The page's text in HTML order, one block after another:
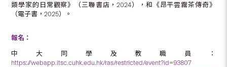
類學家的日常觀察》（三聯書店，2024），和《昂平雲霧茶傳奇》
（電子書，2025）。
報名：
中大同學及教職員：
https://webapp.itsc.cuhk.edu.hk/ras/restricted/event?id=93807